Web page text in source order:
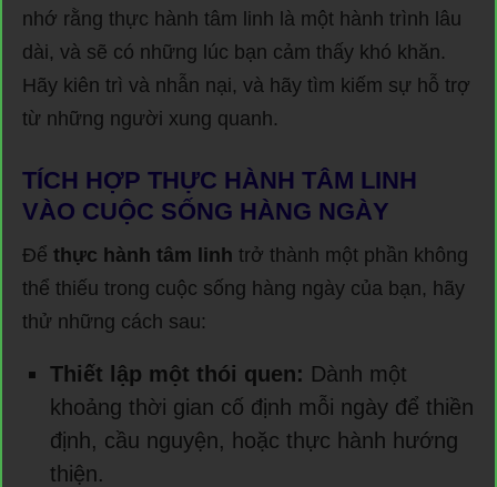
nhớ rằng thực hành tâm linh là một hành trình lâu
dài, và sẽ có những lúc bạn cảm thấy khó khăn.
Hãy kiên trì và nhẫn nại, và hãy tìm kiếm sự hỗ trợ
từ những người xung quanh.
TÍCH HỢP THỰC HÀNH TÂM LINH
VÀO CUỘC SỐNG HÀNG NGÀY
Để thực hành tâm linh trở thành một phần không
thể thiếu trong cuộc sống hàng ngày của bạn, hãy
thử những cách sau:
Thiết lập một thói quen: Dành một
khoảng thời gian cố định mỗi ngày để thiền
định, cầu nguyện, hoặc thực hành hướng
thiện.